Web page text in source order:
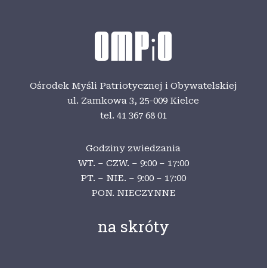
Ośrodek Myśli Patriotycznej i Obywatelskiej
ul. Zamkowa 3,25-009 Kielce
tel. 41 367 68 01
Godziny zwiedzania
WT. – CZW. – 9:00 – 17:00
PT. – NIE. – 9:00 – 17:00
PON. NIECZYNNE
na skróty